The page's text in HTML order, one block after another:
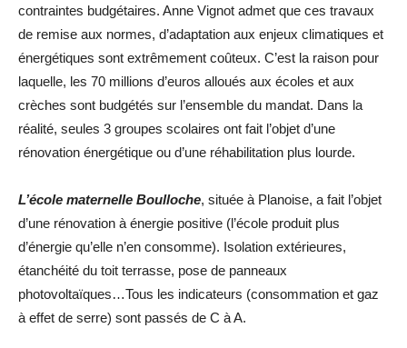
contraintes budgétaires. Anne Vignot admet que ces travaux
de remise aux normes, d’adaptation aux enjeux climatiques et
énergétiques sont extrêmement coûteux. C’est la raison pour
laquelle, les 70 millions d’euros alloués aux écoles et aux
crèches sont budgétés sur l’ensemble du mandat. Dans la
réalité, seules 3 groupes scolaires ont fait l’objet d’une
rénovation énergétique ou d’une réhabilitation plus lourde.
L’école maternelle Boulloche, située à Planoise, a fait l’objet
d’une rénovation à énergie positive (l’école produit plus
d’énergie qu’elle n’en consomme). Isolation extérieures,
étanchéité du toit terrasse, pose de panneaux
photovoltaïques…Tous les indicateurs (consommation et gaz
à effet de serre) sont passés de C à A.